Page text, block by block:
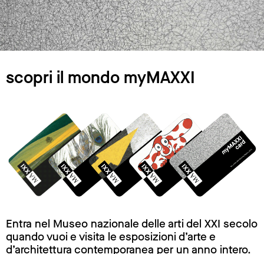
scopri il mondo myMAXXI
Entra nel Museo nazionale delle arti del XXI secolo
quando vuoi e visita le esposizioni d’arte e
d’architettura contemporanea per un anno intero.